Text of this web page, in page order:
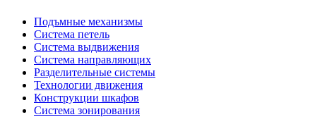
Подъмные механизмы
Система петель
Система выдвижения
Система направляющих
Разделительные системы
Технологии движения
Конструкции шкафов
Система зонирования